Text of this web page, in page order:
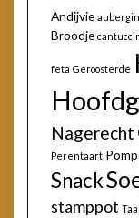
Andijvie
Broodje
feta Geroosterde
Nagerecht
Perentaart
Snack
stamppot